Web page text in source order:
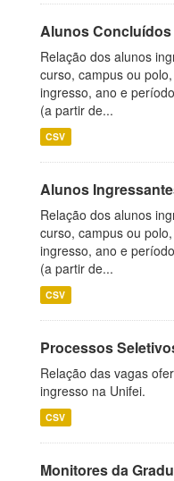
Alunos Concluídos
Relação dos alunos
curso, campus ou
ingresso, ano e
(a partir de...
CSV
Alunos
Relação dos alunos
curso, campus ou
ingresso, ano e
(a partir de...
CSV
Processos
Relação das vagas
ingresso na Unifei.
CSV
Monitores da